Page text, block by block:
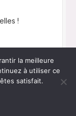
!
la meilleure
à utiliser ce
satisfait.